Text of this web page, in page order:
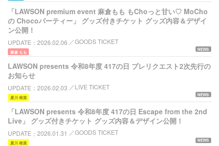
「LAWSON premium event 麻倉もも もChoっと甘い♡ MoCho
の Chocoパーティー」 グッズ付きチケット グッズ内容＆デザイ
ン公開！
UPDATE 2026.02.06 GOODS TICKET
NEWS
麻倉 もも
LAWSON presents 令和8年度 417の日 プレリクエスト2次先行の
お知らせ
UPDATE 2026.02.03 LIVE TICKET
NEWS
夏川 椎菜
「LAWSON presents 令和8年度 417の日 Escape from the 2nd
Live」 グッズ付きチケット グッズ内容＆デザイン公開！
UPDATE 2026.01.31 GOODS TICKET
NEWS
夏川 椎菜